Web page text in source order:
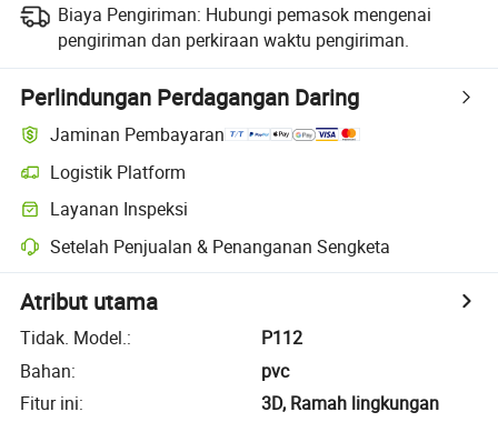
Biaya Pengiriman: Hubungi pemasok mengenai
pengiriman dan perkiraan waktu pengiriman.
Perlindungan Perdagangan Daring
Jaminan Pembayaran
Logistik Platform
Layanan Inspeksi
Setelah Penjualan & Penanganan Sengketa
Atribut utama
Tidak. Model.:
P112
Bahan:
pvc
Fitur ini:
3D, Ramah lingkungan